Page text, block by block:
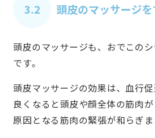
3.2 頭皮のマッサージを
頭皮のマッサージも、おでこの
です。
頭皮マッサージの効果は、血行
良くなると頭皮や顔全体の筋肉
原因となる筋肉の緊張が和らぎま